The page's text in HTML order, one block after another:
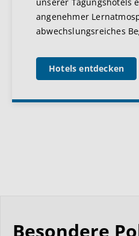
angenehmer
Hotels entdecken
Besondere